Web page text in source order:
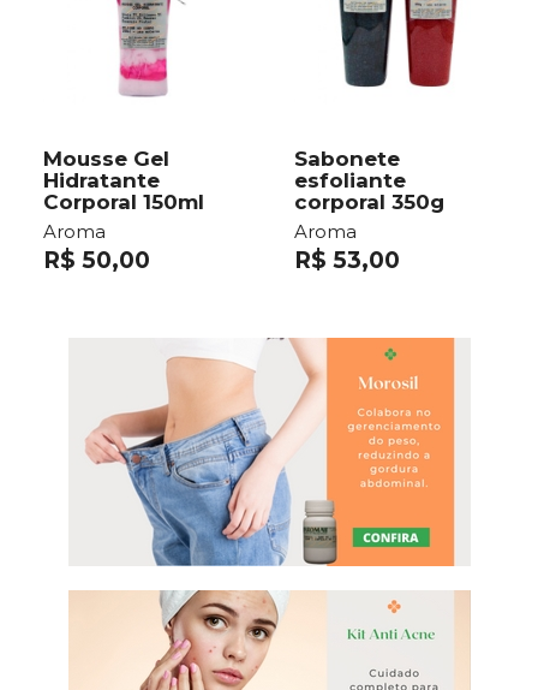
Mousse Gel
Hidratante
Corporal 150ml
Aroma
R$ 50,00
Sabonete
esfoliante
corporal 350g
Aroma
R$ 53,00